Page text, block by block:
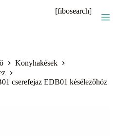
[fibosearch]
Konyhakések
cserefejaz EDB01 késélezőhöz